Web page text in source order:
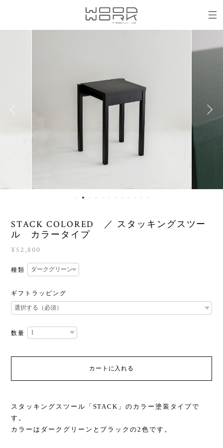
STACK COLORED ／ スタッキングスツー
ル カラータイプ
¥52,800
種類
ギフトラッピング
数量
カートに入れる
スタッキングスツール「STACK」のカラー塗装タイプで
す。
カラーはダークグリーンとブラックの2色です。